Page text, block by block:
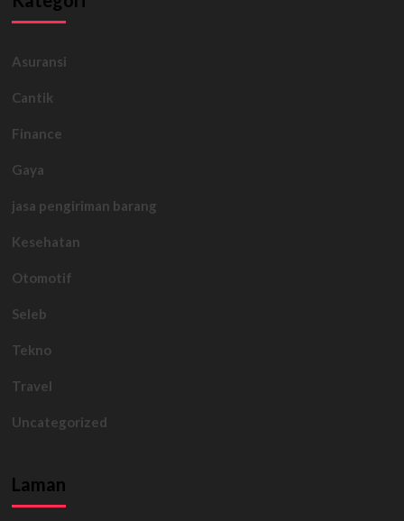
Asuransi
Cantik
Finance
Gaya
jasa pengiriman barang
Kesehatan
Otomotif
Seleb
Tekno
Travel
Uncategorized
Laman